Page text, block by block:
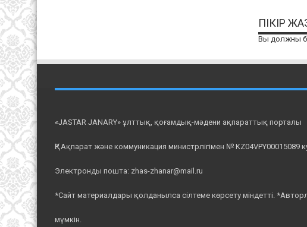
ПІКІР
Вы должны
«JASTAR JANARY» ұлттық, қоғамдық-мәдени ақпараттық порталы
ҚР Ақпарат және коммуникация министрлігімен № KZ04VPY00015089
Электронды пошта: zhas-zhanar@mail.ru
*Сайт материалдары қолданылса сілтеме көрсету міндетті.
мүмкін.